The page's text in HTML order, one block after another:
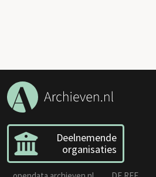
Deelnemende
organisaties